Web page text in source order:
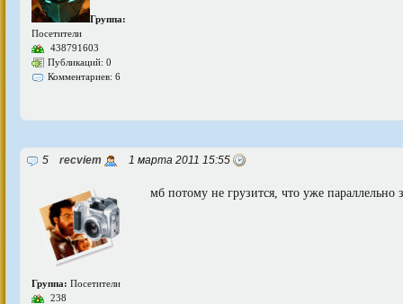
Группа:
Посетители
438791603
Публикаций: 0
Комментариев: 6
5 recviem 1 марта 2011 15:55
Группа: Посетители
238
мб потому не грузится, что уже параллельно